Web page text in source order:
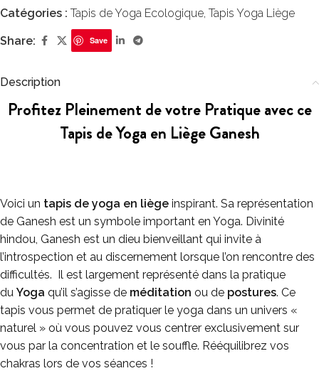
Catégories : Tapis de Yoga Ecologique, Tapis Yoga Liège
Share: Save
Description
Profitez Pleinement de votre Pratique avec ce
Tapis de Yoga en Liège Ganesh
Voici un tapis de yoga en liège inspirant. Sa représentation
de Ganesh est un symbole important en Yoga. Divinité
hindou, Ganesh est un dieu bienveillant qui invite à
l’introspection et au discernement lorsque l’on rencontre des
difficultés. Il est largement représenté dans la pratique
du Yoga qu’il s’agisse de méditation ou de postures. Ce
tapis vous permet de pratiquer le yoga dans un univers «
naturel » où vous pouvez vous centrer exclusivement sur
vous par la concentration et le souffle. Rééquilibrez vos
chakras lors de vos séances !